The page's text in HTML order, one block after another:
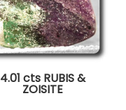
4.01 cts RUBIS &
ZOISITE